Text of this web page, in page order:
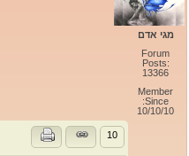
מגי אדם
Forum
Posts:
13366
Member
Since:
10/10/10
10